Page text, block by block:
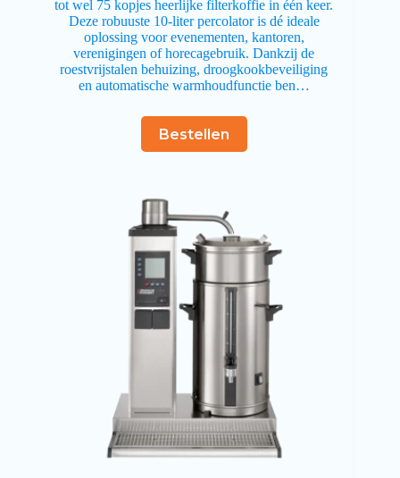
tot wel 75 kopjes heerlijke filterkoffie in één keer.
Deze robuuste 10-liter percolator is dé ideale
oplossing voor evenementen, kantoren,
verenigingen of horecagebruik. Dankzij de
roestvrijstalen behuizing, droogkookbeveiliging
en automatische warmhoudfunctie ben…
Bestellen